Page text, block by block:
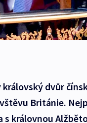
dvůr
Británie.
královnou